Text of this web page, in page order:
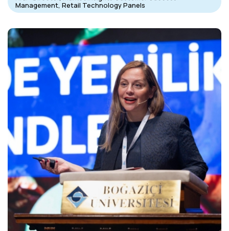
Management, Retail Technology Panels